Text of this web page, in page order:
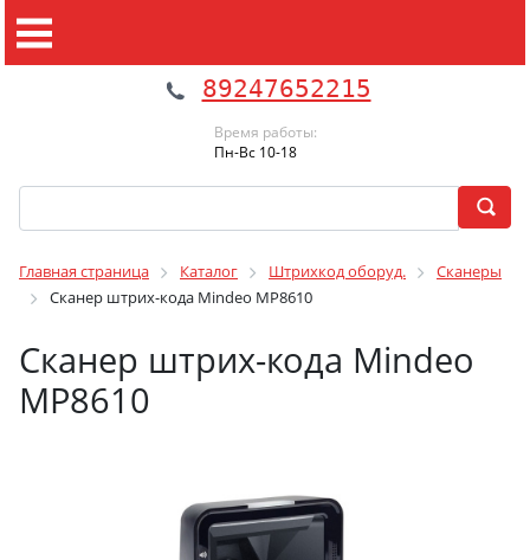
89247652215
Время работы:
Пн-Вс 10-18
Главная страница Каталог Штрихкод оборуд.
Сканеры
Сканер штрих-кода Mindeo MP8610
Сканер штрих-кода Mindeo
MP8610